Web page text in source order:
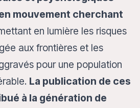
mouvement cherchant
en lumière les risques
aux frontières et les
pour une population
La publication de ces
à la génération de